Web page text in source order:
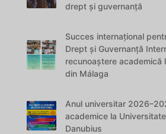
drept și guvernanță
Succes internațional
Drept și Guvernanță
recunoaștere academică
din Málaga
Anul universitar
academice la
Danubius